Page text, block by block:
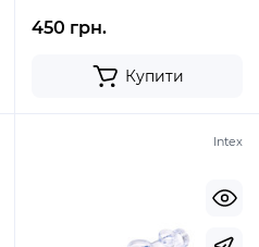
450 грн.
Купити
Intex